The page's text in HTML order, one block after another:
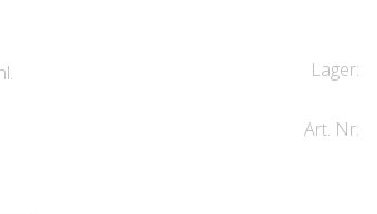
Lager:
Art. Nr: